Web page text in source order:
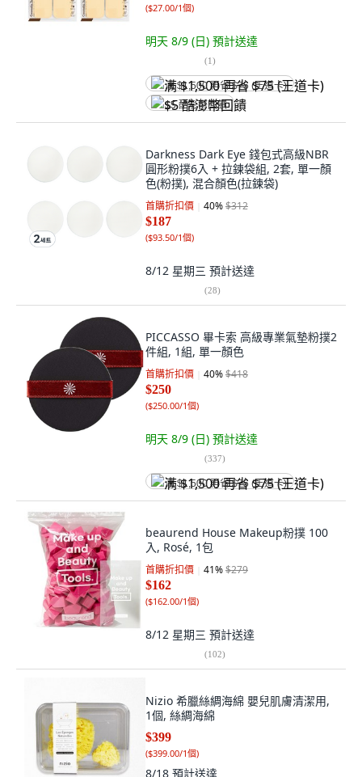
($27.00/1個)
明天 8/9 (日) 預計送達
(1)
满 $1,500 再省 $75 (王道卡)
$5 酷澎幣回饋
Darkness Dark Eye 錢包式高級NBR
圓形粉撲6入 + 拉鍊袋組, 2套, 單一顏
色(粉撲), 混合顏色(拉鍊袋)
首購折扣價 40%$312
$187
($93.50/1個)
8/12 星期三 預計送達
(28)
PICCASSO 畢卡索 高級專業氣墊粉撲2
件組, 1組, 單一顏色
首購折扣價 40%$418
$250
($250.00/1個)
明天 8/9 (日) 預計送達
(337)
满 $1,500 再省 $75 (王道卡)
beaurend House Makeup粉撲 100
入, Rosé, 1包
首購折扣價 41%$279
$162
($162.00/1個)
8/12 星期三 預計送達
(102)
Nizio 希臘絲綢海綿 嬰兒肌膚清潔用,
1個, 絲綢海綿
$399
($399.00/1個)
8/18 預計送達